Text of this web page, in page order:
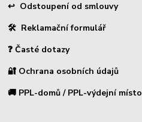
↩ Odstoupení od smlouvy
🛠 Reklamační formulář
❓ Časté dotazy
🔐 Ochrana osobních údajů
🚚 PPL-domů / PPL-výdejní místo